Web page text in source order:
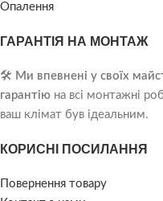
Опалення
ГАРАНТІЯ НА МОНТАЖ
🛠️ Ми впевнені у своїх
гарантію на всі монтажні
ваш клімат був ідеальним.
КОРИСНІ ПОСИЛАННЯ
Повернення товару